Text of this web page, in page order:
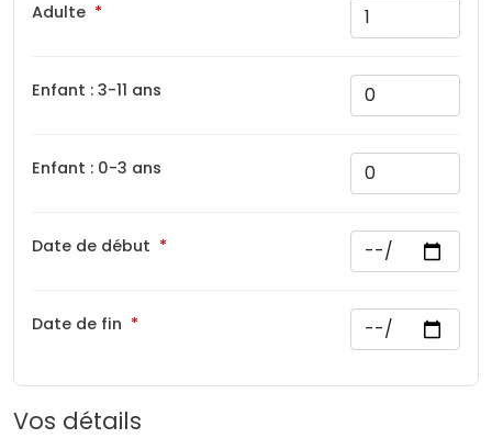
Adulte
Enfant : 3-11 ans
Enfant : 0-3 ans
Date de début
Date de fin
Vos détails